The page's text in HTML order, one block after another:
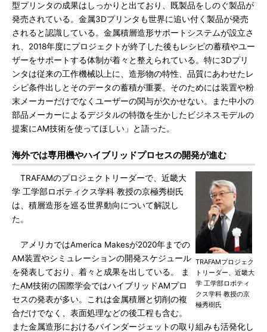
型プリンタの成果はしっかりと出ており、既製品をしのぐ製品が
発売されている。金属3Dプリンタも世界に追い付く製品が発売
されると認識している。金属積層造形サポートシステムが設立さ
れ、2018年度にプロジェクトが終了した後もレシピの蓄積やユー
ザーをサポートする体制が着々と整えられている。特に3Dプリ
ンタは従来の工作機械以上に、造形物の特性、品質にあわせたレ
シピ条件出しとそのデータの蓄積が重要。そのためには装置や粉
末メーカーだけでなくユーザーの関与が欠かせない。また中小の
部品メーカーによるデジタルの特徴を生かしたビジネスモデルの
提案にAM技術を使ってほしい」と語った。
海外では専用機やハイブリッドプロセスの開発が進む
TRAFAMプロジェク
トリーダー、近畿大
学 工学部ロボティ
クス学科 教授の京
極秀樹氏
TRAFAMのプロジェクトリーダーで、近畿大
学 工学部ロボティクス学科 教授の京極秀樹氏
は、積層造形を巡る世界動向について解説し
た。
アメリカではAmerica Makesが2020年までの
AM装置やシミュレーションの開発スケジュール
を発表しており、着々と成果を出している。 ま
たAM技術の国際学会ではハイブリッドAMプロ
セスの発表が多い。これは金属積層と切削の複
合だけでなく、表面処理などの後工程も含む。
また金属造形におけるバインダージェットの取り組みも活発化し